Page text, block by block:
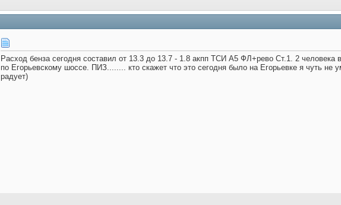
Расход бенза сегодня составил от 13.3 до 13.7 - 1.8 акпп ТСИ А5 ФЛ+рево Ст.1. 2
по Егорьевскому шоссе. ПИЗ........ кто скажет что это сегодня было на Егорьевке я чуть
радует)